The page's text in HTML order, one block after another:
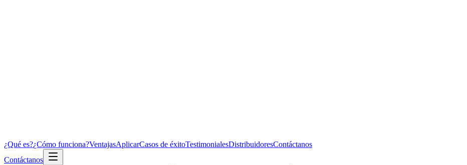
¿Qué es?¿Cómo funciona?VentajasAplicarCasos de éxitoTestimonialesDistribuidoresContáctanos
Contáctanos